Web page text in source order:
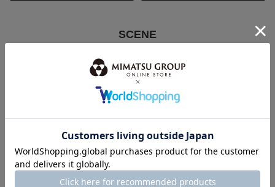
SCENE
結婚式・披露宴
ステージ・演奏会 入卒・七五三・顔合わせ
お通夜・お葬式 デイリー
卒業式
街歩き 慶事